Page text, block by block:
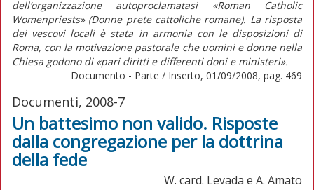
dell’organizzazione autoproclamatasi «Roman Catholic
Womenpriests» (Donne prete cattoliche romane). La risposta
dei vescovi locali è stata in armonia con le disposizioni di
Roma, con la motivazione pastorale che uomini e donne nella
Chiesa godono di «pari diritti e differenti doni e ministeri».
Documento - Parte / Inserto, 01/09/2008, pag. 469
Documenti, 2008-7
Un battesimo non valido. Risposte
dalla congregazione per la dottrina
della fede
W. card. Levada e A. Amato